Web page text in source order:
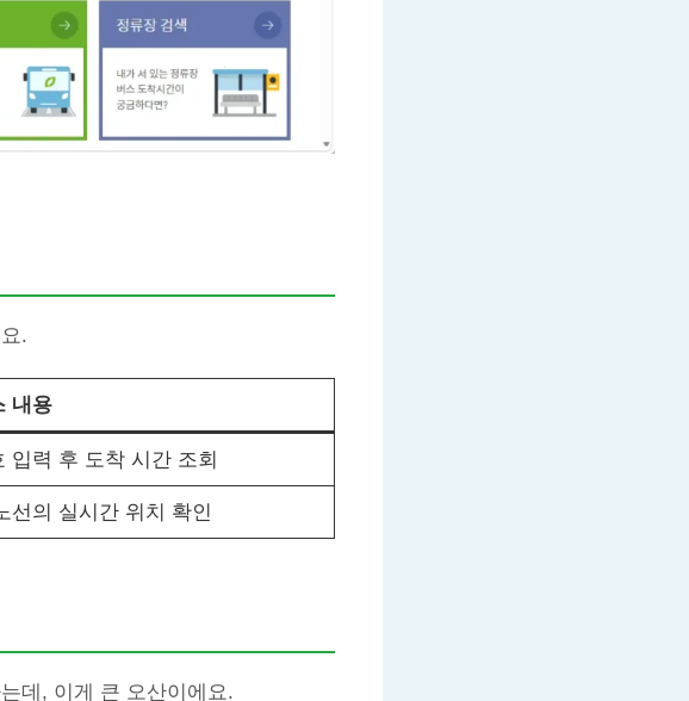
.
내용
입력 후 도착 시간 조회
선의 실시간 위치 확인
데, 이게 큰 오산이에요.